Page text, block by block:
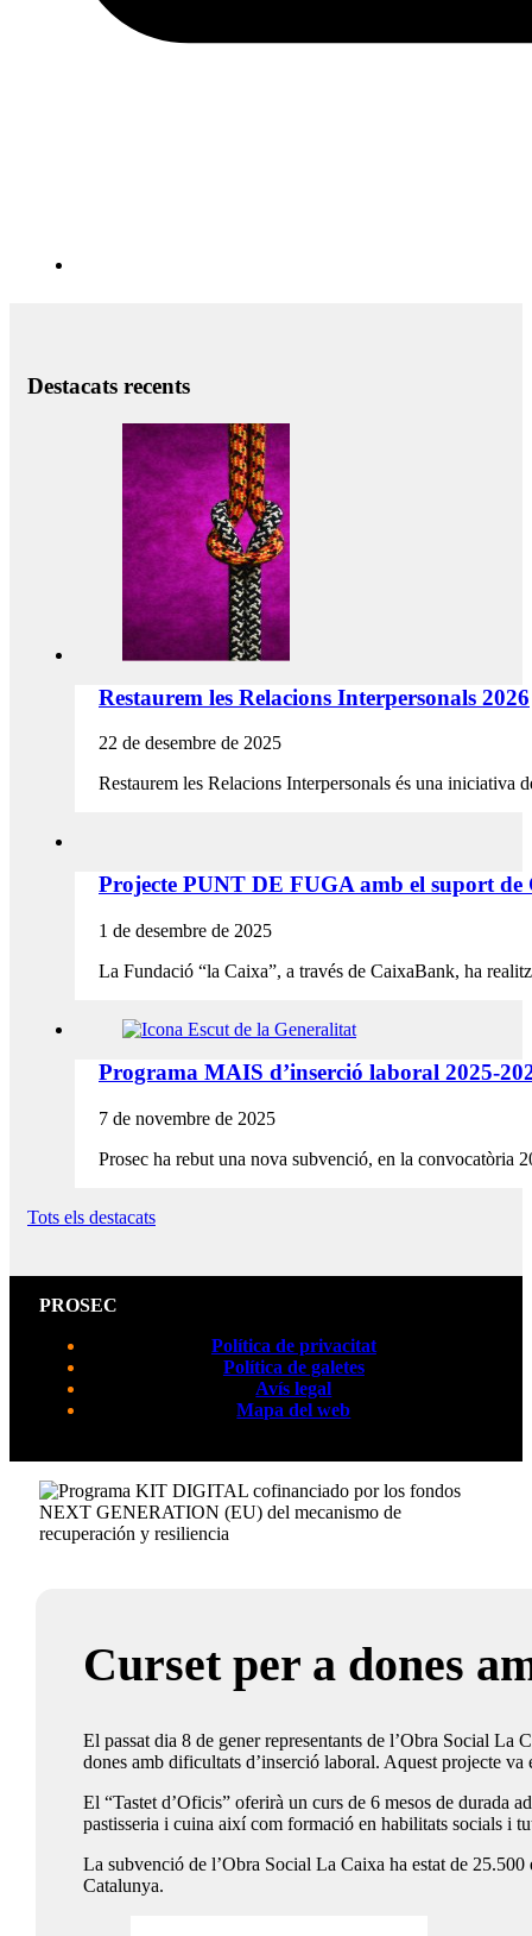
Destacats recents
Restaurem les Relacions Interpersonals 2026
22 de desembre de 2025
Restaurem les Relacions Interpersonals és una
Projecte PUNT DE FUGA amb el suport
1 de desembre de 2025
La Fundació “la Caixa”, a través de CaixaBank, ha
Programa MAIS d’inserció laboral 2025-
7 de novembre de 2025
Prosec ha rebut una nova subvenció, en la convocatòria
Tots els destacats
PROSEC
Política de privacitat
Política de galetes
Avís legal
Mapa del web
Curset per a dones
El passat dia 8 de gener representants de l’Obra Social
dones amb dificultats d’inserció laboral. Aquest projecte
El “Tastet d’Oficis” oferirà un curs de 6 mesos de durada
pastisseria i cuina així com formació en habilitats socials i
La subvenció de l’Obra Social La Caixa ha estat de
Catalunya.